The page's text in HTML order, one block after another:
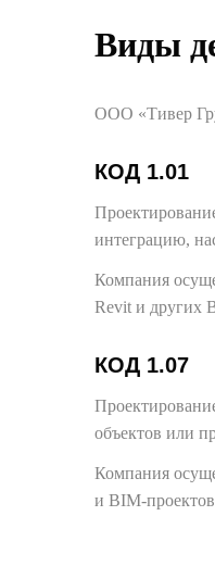
Виды
ООО «Тивер
КОД 1.01
интеграцию,
Компания
Revit и других
КОД 1.07
объектов или
Компания
и BIM-